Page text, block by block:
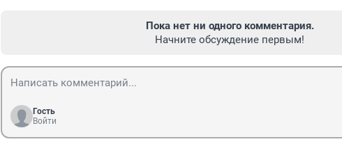
Пока нет ни одного комментария.
Начните обсуждение первым!
Гость
Войти